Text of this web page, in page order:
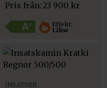
Effekt:
12kw
Pris från:23 900 kr
INSATSER